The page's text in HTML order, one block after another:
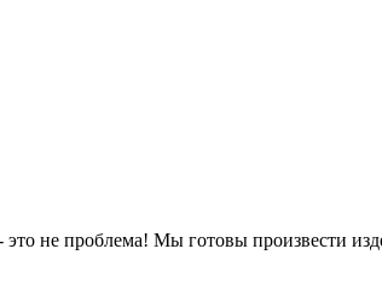
не проблема! Мы готовы произвести